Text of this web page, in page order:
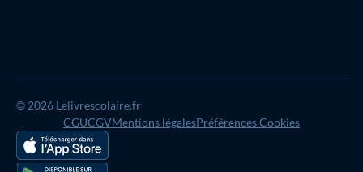
© 2026 Lelivrescolaire.fr
CGUCGVMentions légalesPréférences Cookies